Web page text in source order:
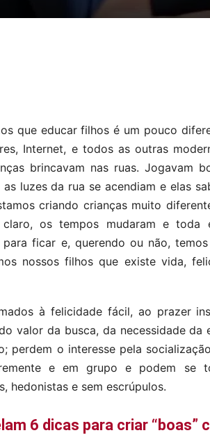
que educar filhos é um pouco
Internet, e todos as outras
brincavam nas ruas. Jogavam
luzes da rua se acendiam e elas
criando crianças muito
os tempos mudaram e toda
ficar e, querendo ou não,
nossos filhos que existe vida,
à felicidade fácil, ao prazer
valor da busca, da necessidade da
perdem o interesse pela
e em grupo e podem se
hedonistas e sem escrúpulos.
6 dicas para criar “boas”